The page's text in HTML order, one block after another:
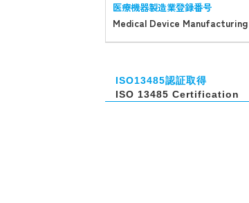
医療機器製造業登録番号
Medical Device
ISO13485認証取得
ISO 13485 Certification